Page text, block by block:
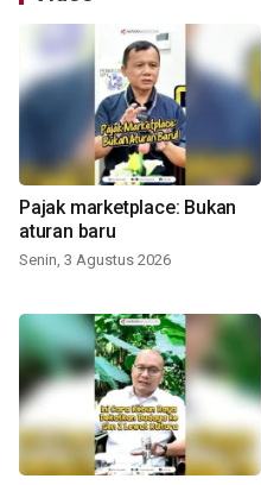
Pajak marketplace: Bukan
aturan baru
Senin, 3 Agustus 2026